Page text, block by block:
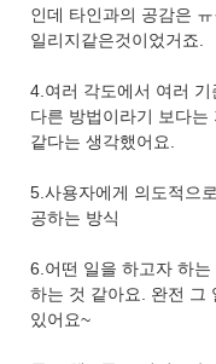
인데 타인과의 공감은
일리지같은것이었거죠.
4.여러 각도에서 여러 기
다른 방법이라기 보다는
같다는 생각했어요.
5.사용자에게 의도적으
공하는 방식
6.어떤 일을 하고자 하
하는 것 같아요. 완전 그
있어요~